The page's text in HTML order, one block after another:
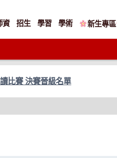
資 招生 學習 學術 新生專區
比賽 決賽晉級名單